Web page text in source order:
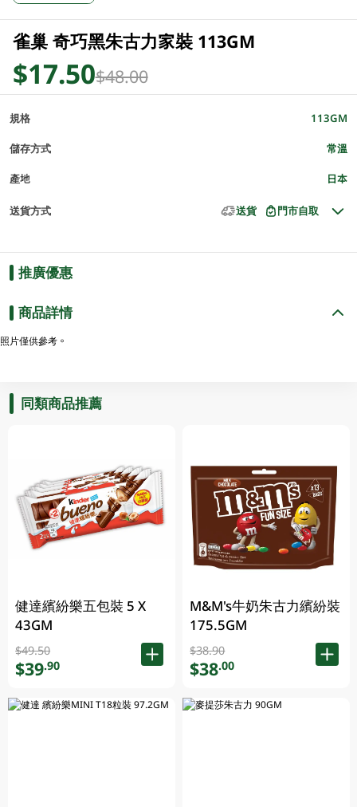
雀巢 奇巧黑朱古力家裝 113GM
$17.50$48.00
規格 113GM
儲存方式 常溫
產地 日本
送貨方式 送貨 門市自取
推廣優惠
商品詳情
照片僅供參考。
同類商品推薦
健達繽紛樂五包裝 5 X
43GM
$49.50
$39.90
M&M's牛奶朱古力繽紛裝
175.5GM
$38.90
$38.00